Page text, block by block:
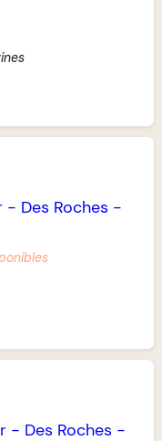
- Des Roches -
- Des Roches -